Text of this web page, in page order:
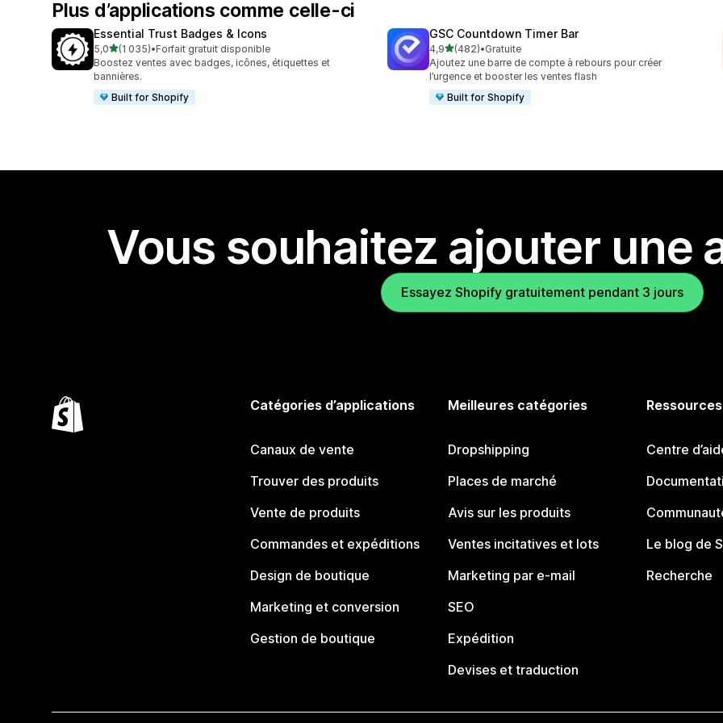
Plus d’applications comme celle-ci
Essential Trust Badges & Icons
5,0étoile(s) sur 5
(1 035)
1035 avis au total
•Forfait gratuit disponible
Boostez ventes avec badges, icônes, étiquettes et
bannières.
Built for Shopify
GSC Countdown Timer Bar
4,9étoile(s) sur 5
(482)
482 avis au total
•Gratuite
Ajoutez une barre de compte à rebours pour créer
l’urgence et booster les ventes flash
Built for Shopify
Vous souhaitez ajouter une
Essayez Shopify gratuitement pendant 3 jours
Catégories d’applications
Canaux de vente
Trouver des produits
Vente de produits
Commandes et expéditions
Design de boutique
Marketing et conversion
Gestion de boutique
Meilleures catégories
Dropshipping
Places de marché
Avis sur les produits
Ventes incitatives et lots
Marketing par e-mail
SEO
Expédition
Devises et traduction
Ressources
Centre
Le blog de
Recherche